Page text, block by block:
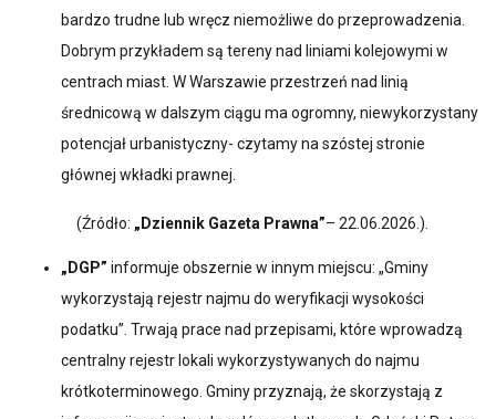
bardzo trudne lub wręcz niemożliwe do przeprowadzenia.
Dobrym przykładem są tereny nad liniami kolejowymi w
centrach miast. W Warszawie przestrzeń nad linią
średnicową w dalszym ciągu ma ogromny, niewykorzystany
potencjał urbanistyczny- czytamy na szóstej stronie
głównej wkładki prawnej.
(Źródło: „Dziennik Gazeta Prawna”– 22.06.2026.).
„DGP” informuje obszernie w innym miejscu: „Gminy
wykorzystają rejestr najmu do weryfikacji wysokości
podatku”. Trwają prace nad przepisami, które wprowadzą
centralny rejestr lokali wykorzystywanych do najmu
krótkoterminowego. Gminy przyznają, że skorzystają z